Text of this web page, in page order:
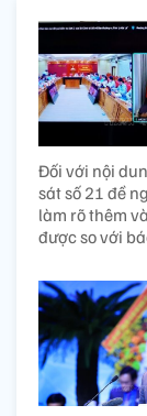
Đối với nội
sát số 21 đề
làm rõ thêm
được so với